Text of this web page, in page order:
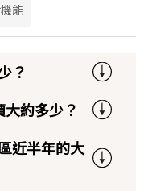
能
？
約多少？
近半年的大